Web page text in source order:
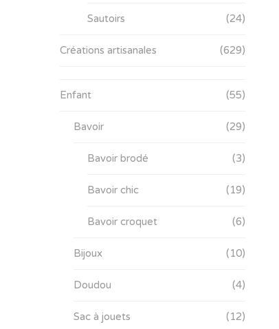
Sautoirs (24)
Créations artisanales (629)
Enfant (55)
Bavoir (29)
Bavoir brodé (3)
Bavoir chic (19)
Bavoir croquet (6)
Bijoux (10)
Doudou (4)
Sac à jouets (12)